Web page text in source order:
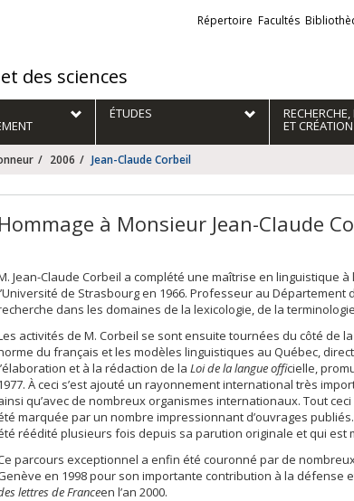
des sciences
Liens
externes
Répertoire Facultés
ÉTUDES
ET CRÉATION
2006 Jean-Claude Corbeil
Hommage à Monsieur Jean-Claude
Jean-Claude Corbeil a complété une maîtrise en linguistique
de Strasbourg en 1966. Professeur au Département
dans les domaines de la lexicologie, de la
activités de M. Corbeil se sont ensuite tournées du côté de
du français et les modèles linguistiques au Québec,
et à la rédaction de la Loide la langue officielle,
À ceci s’est ajouté un rayonnement international très
qu’avec de nombreux organismes internationaux. Tout
marquée par un nombre impressionnant d’ouvrages
réédité plusieurs fois depuis sa parution originale et qui est
parcours exceptionnel a enfin été couronné par de
en 1998 pour son importante contribution à la défense
lettres de Franceen l’an 2000.